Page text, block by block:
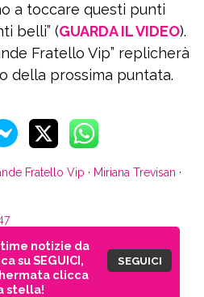
a toccare questi punti
belli” (GUARDA IL VIDEO).
Fratello Vip” replicherà
della prossima puntata.
Fratello Vip · Miriana Trevisan ·
notizie da
su SEGUICI,
clicca
stella!
SEGUICI